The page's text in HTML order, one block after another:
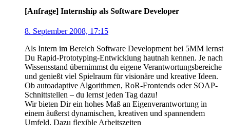
[Anfrage] Internship als Software Developer
8. September 2008, 17:15
Als Intern im Bereich Software Development bei 5MM lernst
Du Rapid-Prototyping-Entwicklung hautnah kennen. Je nach
Wissensstand übernimmst du eigene Verantwortungsbereiche
und genießt viel Spielraum für visionäre und kreative Ideen.
Ob autoadaptive Algorithmen, RoR-Frontends oder SOAP-
Schnittstellen – du lernst jeden Tag dazu!
Wir bieten Dir ein hohes Maß an Eigenverantwortung in
einem äußerst dynamischen, kreativen und spannendem
Umfeld. Dazu flexible Arbeitszeiten